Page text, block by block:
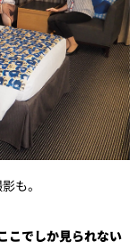
も。
こでしか見られない